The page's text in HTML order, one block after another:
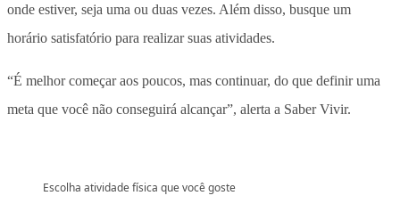
onde estiver, seja uma ou duas vezes. Além disso, busque um
horário satisfatório para realizar suas atividades.
“É melhor começar aos poucos, mas continuar, do que definir uma
meta que você não conseguirá alcançar”, alerta a Saber Vivir.
Escolha atividade física que você goste